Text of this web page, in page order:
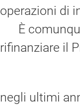
operazioni di
È
rifinanziare il
negli ultimi